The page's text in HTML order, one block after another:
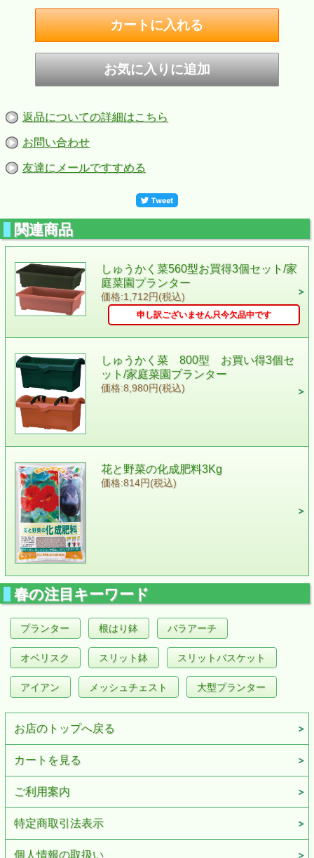
返品についての詳細はこちら
お問い合わせ
友達にメールですすめる
関連商品
しゅうかく菜560型お買得3個セット/家
庭菜園プランター
価格:1,712円(税込)
申し訳ございません只今欠品中です
しゅうかく菜 800型 お買い得3個セ
ット/家庭菜園プランター
価格:8,980円(税込)
花と野菜の化成肥料3Kg
価格:814円(税込)
春の注目キーワード
プランター 根はり鉢 バラアーチ
オベリスク スリット鉢 スリットバスケット
アイアン メッシュチェスト 大型プランター
お店のトップへ戻る
カートを見る
ご利用案内
特定商取引法表示
個人情報の取扱い